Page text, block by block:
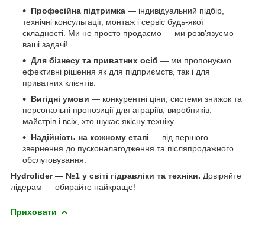
Професійна підтримка — індивідуальний підбір,
технічні консультації, монтаж і сервіс будь-якої
складності. Ми не просто продаємо — ми розв’язуємо
ваші задачі!
Для бізнесу та приватних осіб — ми пропонуємо
ефективні рішення як для підприємств, так і для
приватних клієнтів.
Вигідні умови — конкурентні ціни, системи знижок та
персональні пропозиції для аграріїв, виробників,
майстрів і всіх, хто шукає якісну техніку.
Надійність на кожному етапі — від першого
звернення до пусконалагодження та післяпродажного
обслуговування.
Hydrolider — №1 у світі гідравліки та техніки. Довіряйте
лідерам — обирайте найкраще!
Приховати